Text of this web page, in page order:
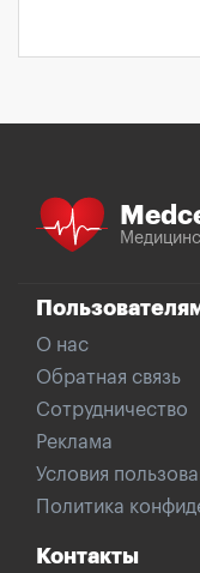
О нас
Обратная связь
Сотрудничество
Реклама
Условия
Политика
Контакты